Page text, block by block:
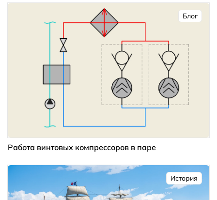
Блог
Работа винтовых компрессоров в паре
История